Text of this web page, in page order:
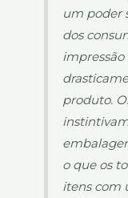
um poder
dos
produto.
o que os
itens com